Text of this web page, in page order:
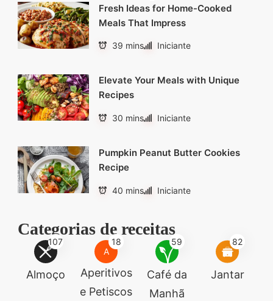
Fresh Ideas for Home-Cooked
Meals That Impress
39 mins Iniciante
Elevate Your Meals with Unique
Recipes
30 mins Iniciante
Pumpkin Peanut Butter Cookies
Recipe
40 mins Iniciante
Categorias de receitas
107
Almoço
A
18
Aperitivos
e Petiscos
59
Café da
Manhã
82
Jantar